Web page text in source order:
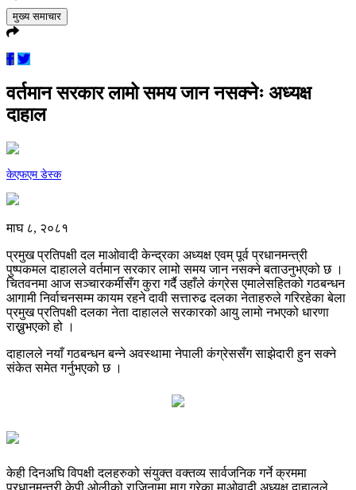
मुख्य समाचार
वर्तमान सरकार लामो समय जान नसक्नेः अध्यक्ष
दाहाल
केएफएम डेस्क
माघ ८, २०८१
प्रमुख प्रतिपक्षी दल माओवादी केन्द्रका अध्यक्ष एवम् पूर्व प्रधानमन्त्री
पुष्पकमल दाहालले वर्तमान सरकार लामो समय जान नसक्ने बताउनुभएको छ ।
चितवनमा आज सञ्चारकर्मीसँग कुरा गर्दै उहाँले कंग्रेस एमालेसहितको गठबन्धन
आगामी निर्वाचनसम्म कायम रहने दावी सत्तारुढ दलका नेताहरुले गरिरहेका बेला
प्रमुख प्रतिपक्षी दलका नेता दाहालले सरकारको आयु लामो नभएको धारणा
राख्नुभएको हो ।
दाहालले नयाँ गठबन्धन बन्ने अवस्थामा नेपाली कंग्रेससँग साझेदारी हुन सक्ने
संकेत समेत गर्नुभएको छ ।
केही दिनअघि विपक्षी दलहरुको संयुक्त वक्तव्य सार्वजनिक गर्ने क्रममा
प्रधानमन्त्री केपी ओलीको राजिनामा माग गरेका माओवादी अध्यक्ष दाहालले